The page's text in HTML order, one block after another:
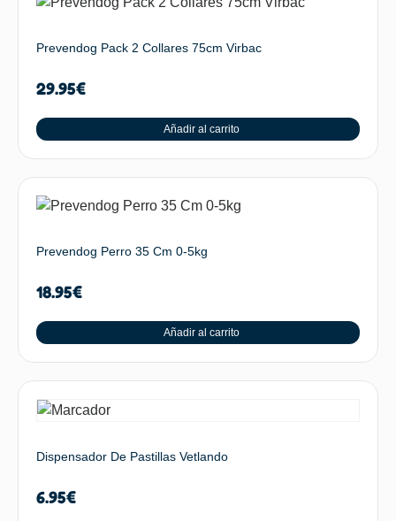
Prevendog Pack 2 Collares 75cm Virbac
29.95€
Añadir al carrito
Prevendog Perro 35 Cm 0-5kg
18.95€
Añadir al carrito
Dispensador De Pastillas Vetlando
6.95€